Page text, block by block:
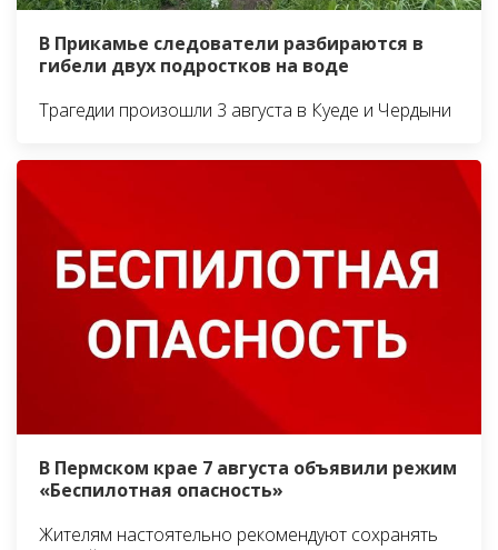
В Прикамье следователи разбираются в
гибели двух подростков на воде
Трагедии произошли 3 августа в Куеде и Чердыни
В Пермском крае 7 августа объявили режим
«Беспилотная опасность»
Жителям настоятельно рекомендуют сохранять